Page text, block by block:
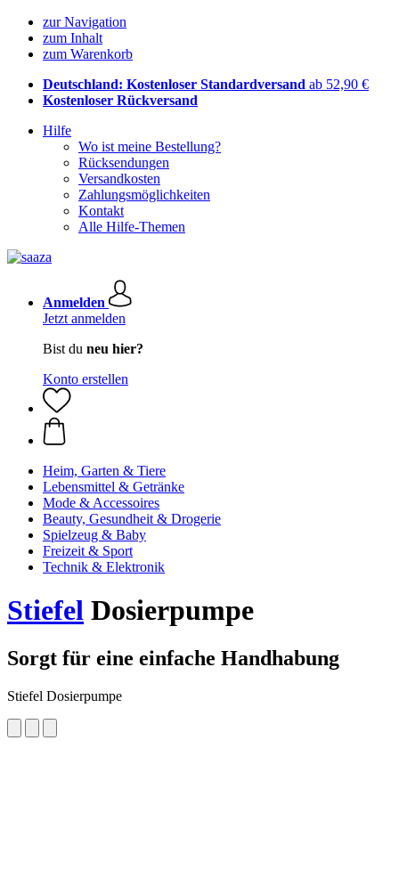
zur Navigation
zum Inhalt
zum Warenkorb
Deutschland: Kostenloser Standardversand ab 52,90 €
Kostenloser Rückversand
Hilfe
Wo ist meine Bestellung?
Rücksendungen
Versandkosten
Zahlungsmöglichkeiten
Kontakt
Alle Hilfe-Themen
Anmelden
Jetzt anmelden
Bist du neu hier?
Konto erstellen
Heim, Garten & Tiere
Lebensmittel & Getränke
Mode & Accessoires
Beauty, Gesundheit & Drogerie
Spielzeug & Baby
Freizeit & Sport
Technik & Elektronik
Stiefel Dosierpumpe
Sorgt für eine einfache Handhabung
Stiefel Dosierpumpe